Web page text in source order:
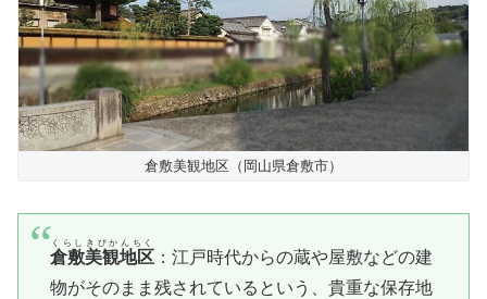
倉敷美観地区（岡山県倉敷市）
倉敷美観地区
くらしきびかんちく
：江戸時代からの蔵や屋敷などの建
物がそのまま残されているという、貴重な保存地